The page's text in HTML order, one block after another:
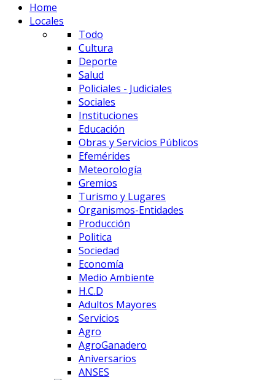
Home
Locales
Todo
Cultura
Deporte
Salud
Policiales - Judiciales
Sociales
Instituciones
Educación
Obras y Servicios Públicos
Efemérides
Meteorología
Gremios
Turismo y Lugares
Organismos-Entidades
Producción
Politica
Sociedad
Economía
Medio Ambiente
H.C.D
Adultos Mayores
Servicios
Agro
AgroGanadero
Aniversarios
ANSES